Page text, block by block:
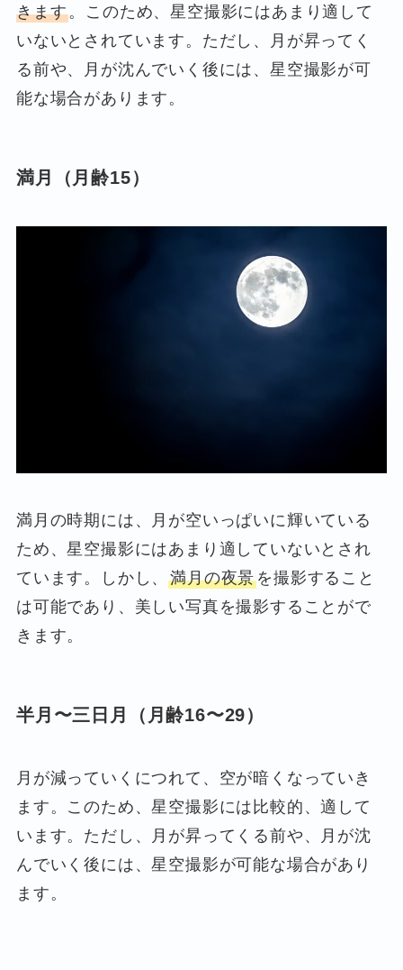
きます。このため、星空撮影にはあまり適して
いないとされています。ただし、月が昇ってく
る前や、月が沈んでいく後には、星空撮影が可
能な場合があります。
満月（月齢15）
満月の時期には、月が空いっぱいに輝いている
ため、星空撮影にはあまり適していないとされ
ています。しかし、満月の夜景を撮影すること
は可能であり、美しい写真を撮影することがで
きます。
半月〜三日月（月齢16〜29）
月が減っていくにつれて、空が暗くなっていき
ます。このため、星空撮影には比較的、適して
います。ただし、月が昇ってくる前や、月が沈
んでいく後には、星空撮影が可能な場合があり
ます。